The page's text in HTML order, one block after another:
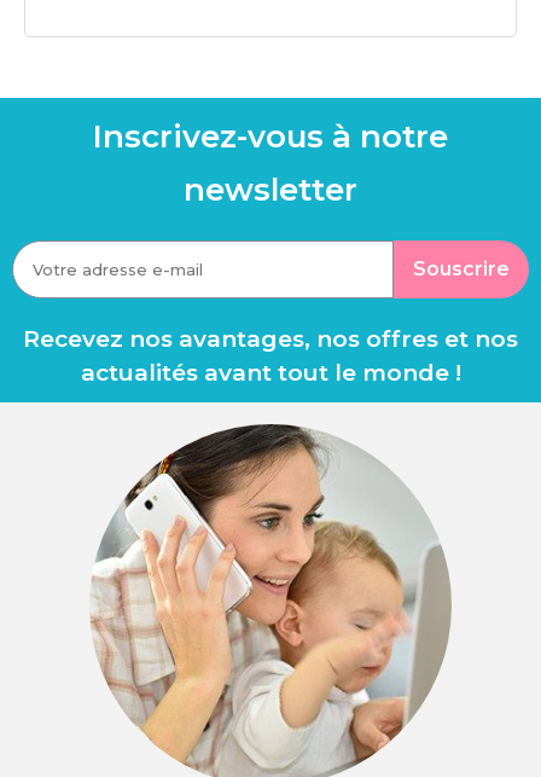
Inscrivez-vous à notre
newsletter
Souscrire
Recevez nos avantages, nos offres et nos
actualités avant tout le monde !